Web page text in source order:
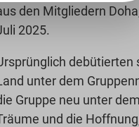
den Mitgliedern
2025.
debütierten
unter dem
Gruppe neu unter
und die